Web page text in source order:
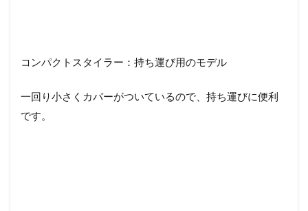
コンパクトスタイラー：持ち運び用のモデル
一回り小さくカバーがついているので、持ち運びに便利
です。